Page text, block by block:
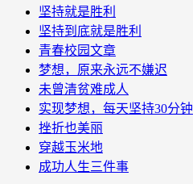
坚持就是胜利
坚持到底就是胜利
青春校园文章
梦想，原来永远不嫌迟
未曾清贫难成人
实现梦想，每天坚持30分钟
挫折也美丽
穿越玉米地
成功人生三件事